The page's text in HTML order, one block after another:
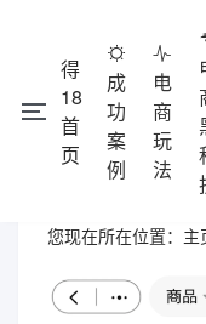
得
18
首
页
成
功
案
例
电
商
玩
法
本网站除了免费功能
充值积分使用，收费
您现在所在位置： 主